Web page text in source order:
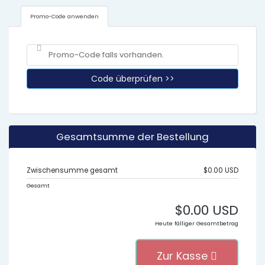
Promo-Code anwenden
Code überprüfen >>
Gesamtsumme der Bestellung
Zwischensumme gesamt $0.00 USD
Gesamt
$0.00 USD
Heute fälliger Gesamtbetrag
Zur Kasse